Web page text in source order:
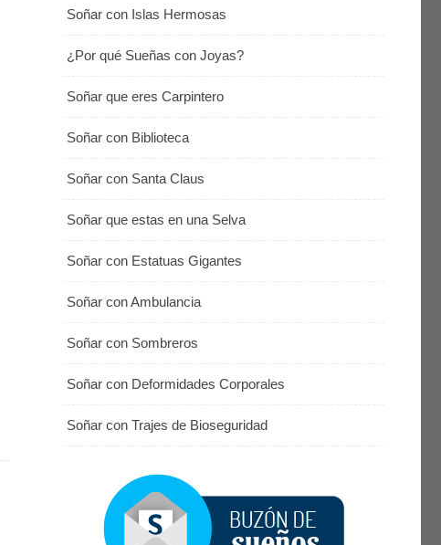
Soñar con Islas Hermosas
¿Por qué Sueñas con Joyas?
Soñar que eres Carpintero
Soñar con Biblioteca
Soñar con Santa Claus
Soñar que estas en una Selva
Soñar con Estatuas Gigantes
Soñar con Ambulancia
Soñar con Sombreros
Soñar con Deformidades Corporales
Soñar con Trajes de Bioseguridad